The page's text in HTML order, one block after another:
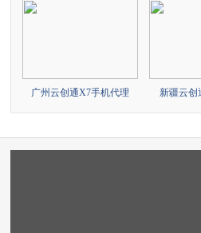
广州云创通X7手机代理 新疆云创